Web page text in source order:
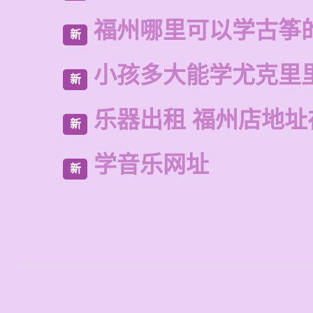
新 福州哪里可以学古筝
新 小孩多大能学尤克里
新 乐器出租 福州店地
新 学音乐网址